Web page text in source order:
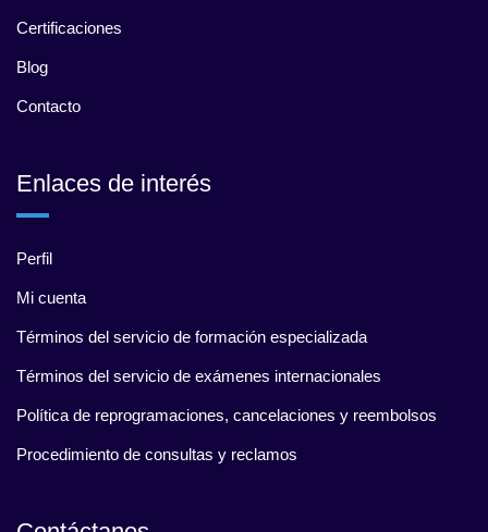
Certificaciones
Blog
Contacto
Enlaces de interés
Perfil
Mi cuenta
Términos del servicio de formación especializada
Términos del servicio de exámenes internacionales
Política de reprogramaciones, cancelaciones y reembolsos
Procedimiento de consultas y reclamos